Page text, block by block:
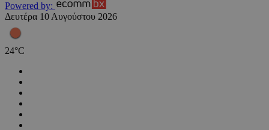
Powered by:
Δευτέρα 10 Αυγούστου 2026
24°C